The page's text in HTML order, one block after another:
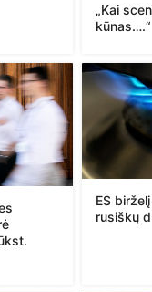
„Kai
kūnas….“
ES
rusiškų